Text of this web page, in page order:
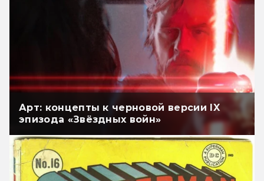
Арт: концепты к черновой версии IX
эпизода «Звёздных войн»